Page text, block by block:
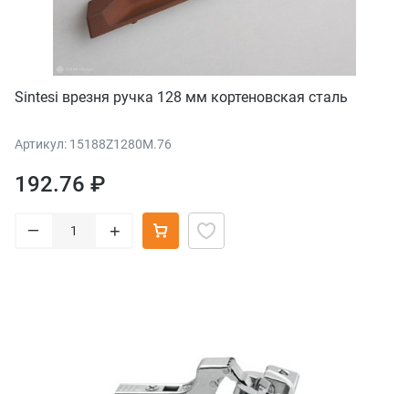
Sintesi врезня ручка 128 мм кортеновская сталь
Артикул: 15188Z1280M.76
192.76 ₽
– +